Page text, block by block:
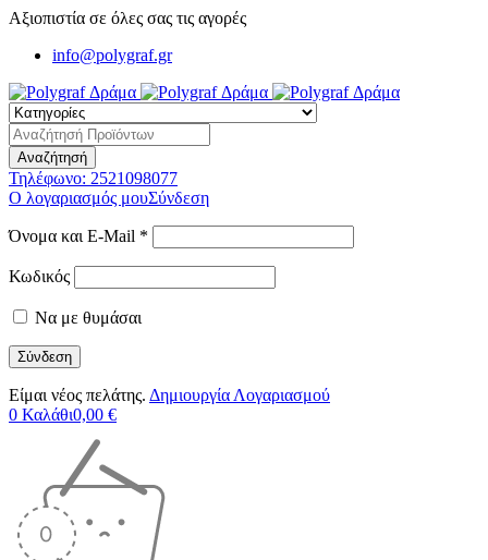
Αξιοπιστία σε όλες σας τις αγορές
info@polygraf.gr
Τηλέφωνο: 2521098077
Ο λογαριασμός μουΣύνδεση
Όνομα και E-Mail *
Κωδικός
Να με θυμάσαι
Είμαι νέος πελάτης. Δημιουργία Λογαριασμού
0 Καλάθι0,00 €